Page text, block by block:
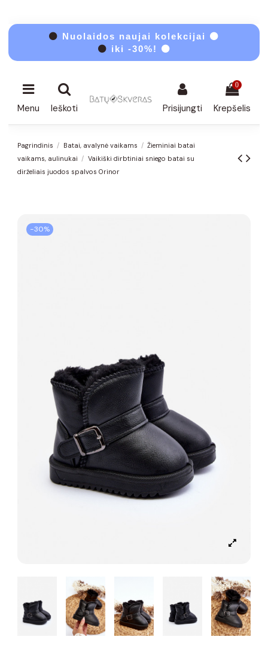
⚫ Nuolaidos naujai kolekcijai ⚫
⚫ iki -30%! ⚫
Menu Ieškoti Prisijungti
0
Krepšelis
Pagrindinis Batai, avalynė vaikams
Žieminiai batai
vaikams, aulinukai
Vaikiški dirbtiniai sniego batai su
dirželiais juodos spalvos Orinor
−30%